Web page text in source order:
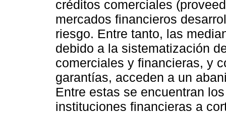
créditos comerciales
mercados financieros
riesgo. Entre tanto, las
debido a la sistematización
comerciales y financieras, y
garantías, acceden a un
Entre estas se encuentran
instituciones financieras a